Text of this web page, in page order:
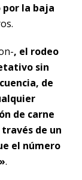
la baja
, el rodeo
sin
de
de carne
de un
el número
.